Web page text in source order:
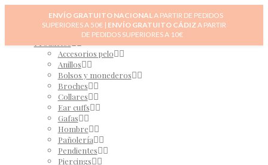
Novedades
Accesorios pelo
Anillos
Bolsos y monederos
Broches
Collares
Ear cuffs
Gafas
Hombre
Pañolería
Pendientes
Piercings
ENVÍO GRATUITO NACIONALA PARTIR DE PEDIDOS
SUPERIORES A 50€ | ENVÍO GRATUITO CÁDIZA PARTIR
DE PEDIDOS SUPERIORES A 10€